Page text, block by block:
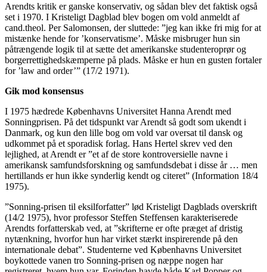
Arendts kritik er ganske konservativ, og sådan blev det faktisk også
set i 1970. I Kristeligt Dagblad blev bogen om vold anmeldt af
cand.theol. Per Salomonsen, der sluttede: ”jeg kan ikke fri mig for at
mistænke hende for ’konservatisme’. Måske misbruger hun sin
påtrængende logik til at sætte det amerikanske studenteroprør og
borgerrettighedskæmperne på plads. Måske er hun en gusten fortaler
for ’law and order’” (17/2 1971).
Gik mod konsensus
I 1975 hædrede Københavns Universitet Hanna Arendt med
Sonningprisen. På det tidspunkt var Arendt så godt som ukendt i
Danmark, og kun den lille bog om vold var oversat til dansk og
udkommet på et sporadisk forlag. Hans Hertel skrev ved den
lejlighed, at Arendt er ”et af de store kontroversielle navne i
amerikansk samfundsforskning og samfundsdebat i disse år … men
hertillands er hun ikke synderlig kendt og citeret” (Information 18/4
1975).
”Sonning-prisen til eksilforfatter” lød Kristeligt Dagblads overskrift
(14/2 1975), hvor professor Steffen Steffensen karakteriserede
Arendts forfatterskab ved, at ”skrifterne er ofte præget af dristig
nytænkning, hvorfor hun har virket stærkt inspirerende på den
internationale debat”. Studenterne ved Københavns Universitet
boykottede vanen tro Sonning-prisen og næppe nogen har